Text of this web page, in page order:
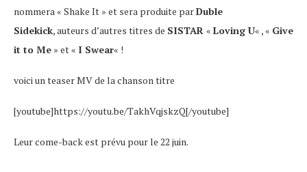
nommera « Shake It » et sera produite parDuble
Sidekick, auteurs d’autres titres de SISTAR « Loving U« , « Give
it to Me » et « I Swear« !
voici un teaser MV de la chanson titre
[youtube]https://youtu.be/TakhVqjskzQ[/youtube]
Leur come-back est prévu pour le 22 juin.